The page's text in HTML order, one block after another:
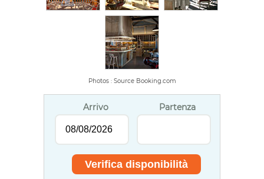
Photos : Source Booking.com
Arrivo Partenza